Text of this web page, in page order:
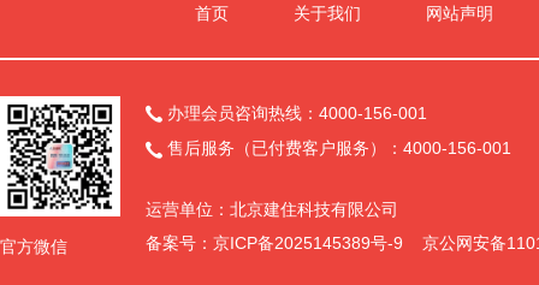
首页 关于我们 网站声明
官方微信
 办理会员咨询热线：4000-156-001
 售后服务（已付费客户服务）：4000-156-001
运营单位：北京建住科技有限公司
备案号： 京ICP备2025145389号-9 京公网安备